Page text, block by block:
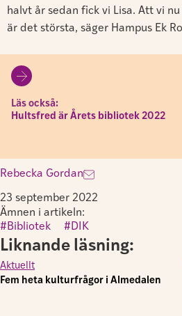
halvt år sedan fick vi Lisa. Att vi
är det största, säger Hampus Ek
Läs också:
Hultsfred är Årets bibliotek 2022
Rebecka Gordan
23 september 2022
Ämnen i artikeln:
Bibliotek
, DIK
Liknande läsning:
Aktuellt
Fem heta kulturfrågor i Almedalen